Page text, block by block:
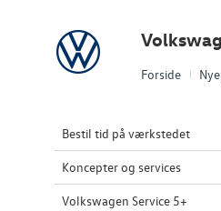
Forside
Volkswagen
Bestil tid på værkstedet
Koncepter og services
Volkswagen Service 5+